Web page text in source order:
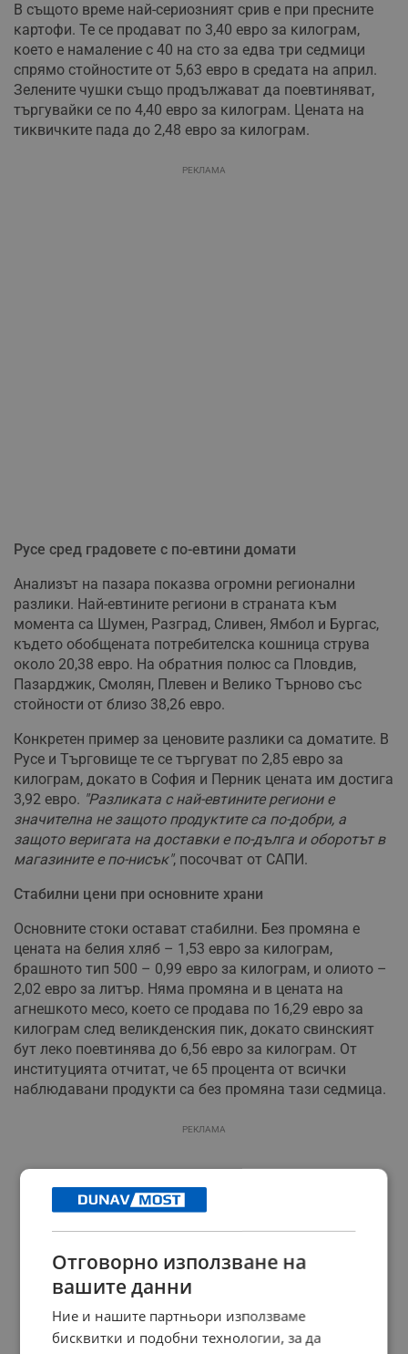
В същото време най-сериозният срив е при пресните
картофи. Те се продават по 3,40 евро за килограм,
което е намаление с 40 на сто за едва три седмици
спрямо стойностите от 5,63 евро в средата на април.
Зелените чушки също продължават да поевтиняват,
търгувайки се по 4,40 евро за килограм. Цената на
тиквичките пада до 2,48 евро за килограм.
РЕКЛАМА
Русе сред градовете с по-евтини домати
Анализът на пазара показва огромни регионални
разлики. Най-евтините региони в страната към
момента са Шумен, Разград, Сливен, Ямбол и Бургас,
където обобщената потребителска кошница струва
около 20,38 евро. На обратния полюс са Пловдив,
Пазарджик, Смолян, Плевен и Велико Търново със
стойности от близо 38,26 евро.
Конкретен пример за ценовите разлики са доматите. В
Русе и Търговище те се търгуват по 2,85 евро за
килограм, докато в София и Перник цената им достига
3,92 евро. "Разликата с най-евтините региони е
значителна не защото продуктите са по-добри, а
защото веригата на доставки е по-дълга и оборотът в
магазините е по-нисък", посочват от САПИ.
Стабилни цени при основните храни
Основните стоки остават стабилни. Без промяна е
цената на белия хляб – 1,53 евро за килограм,
брашното тип 500 – 0,99 евро за килограм, и олиото –
2,02 евро за литър. Няма промяна и в цената на
агнешкото месо, което се продава по 16,29 евро за
килограм след великденския пик, докато свинският
бут леко поевтинява до 6,56 евро за килограм. От
институцията отчитат, че 65 процента от всички
наблюдавани продукти са без промяна тази седмица.
РЕКЛАМА
Отговорно използване на
вашите данни
Ние и нашите партньори използваме
бисквитки и подобни технологии, за да